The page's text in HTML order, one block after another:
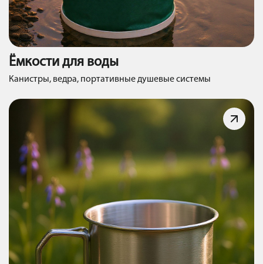
Ёмкости для воды
Канистры, ведра, портативные душевые системы